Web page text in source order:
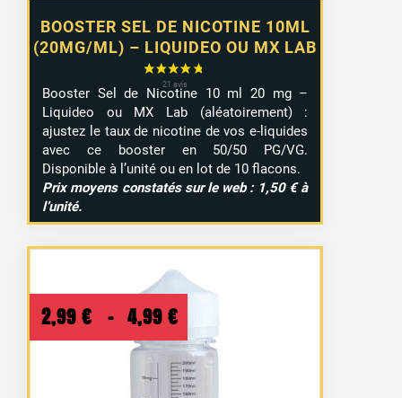
BOOSTER SEL DE NICOTINE 10ML
(20MG/ML) – LIQUIDEO OU MX LAB
Booster Sel de Nicotine 10 ml 20 mg –
Liquideo ou MX Lab (aléatoirement) :
ajustez le taux de nicotine de vos e-liquides
avec ce booster en 50/50 PG/VG.
Disponible à l’unité ou en lot de 10 flacons.
Prix moyens constatés sur le web : 1,50 € à
l’unité.
2,99 € – 4,99 €
de
prix :